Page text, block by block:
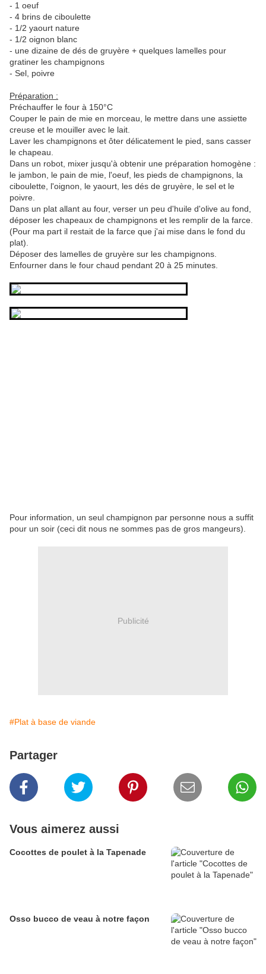
- 1 oeuf
- 4 brins de ciboulette
- 1/2 yaourt nature
- 1/2 oignon blanc
- une dizaine de dés de gruyère + quelques lamelles pour
gratiner les champignons
- Sel, poivre
Préparation :
Préchauffer le four à 150°C
Couper le pain de mie en morceau, le mettre dans une assiette
creuse et le mouiller avec le lait.
Laver les champignons et ôter délicatement le pied, sans casser
le chapeau.
Dans un robot, mixer jusqu'à obtenir une préparation homogène :
le jambon, le pain de mie, l'oeuf, les pieds de champignons, la
ciboulette, l'oignon, le yaourt, les dés de gruyère, le sel et le
poivre.
Dans un plat allant au four, verser un peu d'huile d'olive au fond,
déposer les chapeaux de champignons et les remplir de la farce.
(Pour ma part il restait de la farce que j'ai mise dans le fond du
plat).
Déposer des lamelles de gruyère sur les champignons.
Enfourner dans le four chaud pendant 20 à 25 minutes.
Pour information, un seul champignon par personne nous a suffit
pour un soir (ceci dit nous ne sommes pas de gros mangeurs).
Publicité
#Plat à base de viande
Partager
Vous aimerez aussi
Cocottes de poulet à la Tapenade
Osso bucco de veau à notre façon